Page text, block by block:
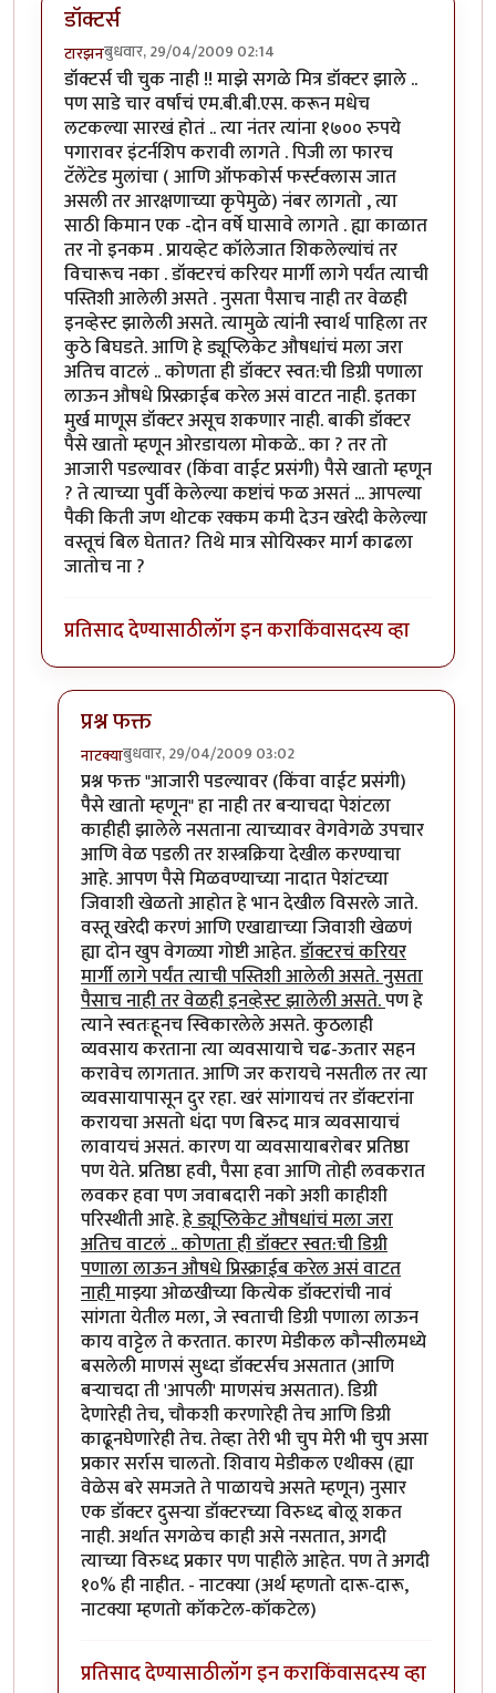
डॉक्टर्स
टारझनबुधवार, 29/04/2009 02:14
डॉक्टर्स ची चुक नाही !! माझे सगळे मित्र डॉक्टर झाले ..
पण साडे चार वर्षांचं एम.बी.बी.एस. करून मधेच
लटकल्या सारखं होतं .. त्या नंतर त्यांना १७०० रुपये
पगारावर इंटर्नशिप करावी लागते . पिजी ला फारच
टॅलेंटेड मुलांचा ( आणि ऑफकोर्स फर्स्टक्लास जात
असली तर आरक्षणाच्या कृपेमुळे) नंबर लागतो , त्या
साठी किमान एक -दोन वर्षे घासावे लागते . ह्या काळात
तर नो इनकम . प्रायव्हेट कॉलेजात शिकलेल्यांचं तर
विचारूच नका . डॉक्टरचं करियर मार्गी लागे पर्यंत त्याची
पस्तिशी आलेली असते . नुसता पैसाच नाही तर वेळही
इनव्हेस्ट झालेली असते. त्यामुळे त्यांनी स्वार्थ पाहिला तर
कुठे बिघडते. आणि हे ड्यूप्लिकेट औषधांचं मला जरा
अतिच वाटलं .. कोणता ही डॉक्टर स्वत:ची डिग्री पणाला
लाऊन औषधे प्रिस्क्राईब करेल असं वाटत नाही. इतका
मुर्ख माणूस डॉक्टर असूच शकणार नाही. बाकी डॉक्टर
पैसे खातो म्हणून ओरडायला मोकळे.. का ? तर तो
आजारी पडल्यावर (किंवा वाईट प्रसंगी) पैसे खातो म्हणून
? ते त्याच्या पुर्वी केलेल्या कष्टांचं फळ असतं ... आपल्या
पैकी किती जण थोटक रक्कम कमी देउन खरेदी केलेल्या
वस्तूचं बिल घेतात? तिथे मात्र सोयिस्कर मार्ग काढला
जातोच ना ?
प्रतिसाद देण्यासाठीलॉग इन कराकिंवासदस्य व्हा
प्रश्न फक्त
नाटक्याबुधवार, 29/04/2009 03:02
In reply toडॉक्टर्सbyटारझन
प्रश्न फक्त "आजारी पडल्यावर (किंवा वाईट प्रसंगी)
पैसे खातो म्हणून" हा नाही तर बर्‍याचदा पेशंटला
काहीही झालेले नसताना त्याच्यावर वेगवेगळे उपचार
आणि वेळ पडली तर शस्त्रक्रिया देखील करण्याचा
आहे. आपण पैसे मिळवण्याच्या नादात पेशंटच्या
जिवाशी खेळतो आहोत हे भान देखील विसरले जाते.
वस्तू खरेदी करणं आणि एखाद्याच्या जिवाशी खेळणं
ह्या दोन खुप वेगळ्या गोष्टी आहेत.डॉक्टरचं करियर
मार्गी लागे पर्यंत त्याची पस्तिशी आलेली असते. नुसता
पैसाच नाही तर वेळही इनव्हेस्ट झालेली असते.पण हे
त्याने स्वतःहूनच स्विकारलेले असते. कुठलाही
व्यवसाय करताना त्या व्यवसायाचे चढ-ऊतार सहन
करावेच लागतात. आणि जर करायचे नसतील तर त्या
व्यवसायापासून दुर रहा. खरं सांगायचं तर डॉक्टरांना
करायचा असतो धंदा पण बिरुद मात्र व्यवसायाचं
लावायचं असतं. कारण या व्यवसायाबरोबर प्रतिष्ठा
पण येते. प्रतिष्ठा हवी, पैसा हवा आणि तोही लवकरात
लवकर हवा पण जवाबदारी नको अशी काहीशी
परिस्थीती आहे.हे ड्यूप्लिकेट औषधांचं मला जरा
अतिच वाटलं .. कोणता ही डॉक्टर स्वत:ची डिग्री
पणाला लाऊन औषधे प्रिस्क्राईब करेल असं वाटत
नाहीमाझ्या ओळखीच्या कित्येक डॉक्टरांची नावं
सांगता येतील मला, जे स्वताची डिग्री पणाला लाऊन
काय वाट्टेल ते करतात. कारण मेडीकल कौन्सीलमध्ये
बसलेली माणसं सुध्दा डॉक्टर्सच असतात (आणि
बर्‍याचदा ती 'आपली' माणसंच असतात). डिग्री
देणारेही तेच, चौकशी करणारेही तेच आणि डिग्री
काढूनघेणारेही तेच. तेव्हा तेरी भी चुप मेरी भी चुप असा
प्रकार सर्रास चालतो. शिवाय मेडीकल एथीक्स (ह्या
वेळेस बरे समजते ते पाळायचे असते म्हणून) नुसार
एक डॉक्टर दुसर्‍या डॉक्टरच्या विरुध्द बोलू शकत
नाही. अर्थात सगळेच काही असे नसतात, अगदी
त्याच्या विरुध्द प्रकार पण पाहीले आहेत. पण ते अगदी
१०% ही नाहीत. - नाटक्या (अर्थ म्हणतो दारू-दारू,
नाटक्या म्हणतो कॉकटेल-कॉकटेल)
प्रतिसाद देण्यासाठीलॉग इन कराकिंवासदस्य व्हा